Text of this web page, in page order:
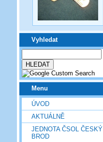
Vyhledat
Menu
ÚVOD
AKTUÁLNĚ
JEDNOTA ČSOL ČESKÝ
BROD